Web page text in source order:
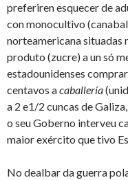
preferiren esquecer de
con monocultivo
norteamericana situadas
produto (zucre) a un só
estadounidenses
centavos acaballería
a 2 e1/2 cuncas de
o seu Goberno interveu
maior exército que tivo
No dealbar da guerra